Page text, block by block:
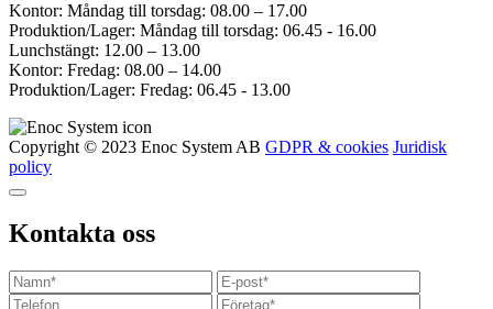
Kontor: Måndag till torsdag: 08.00 – 17.00
Produktion/Lager: Måndag till torsdag: 06.45 - 16.00
Lunchstängt: 12.00 – 13.00
Kontor: Fredag: 08.00 – 14.00
Produktion/Lager: Fredag: 06.45 - 13.00
Copyright © 2023 Enoc System AB GDPR & cookies Juridisk
policy
Kontakta oss